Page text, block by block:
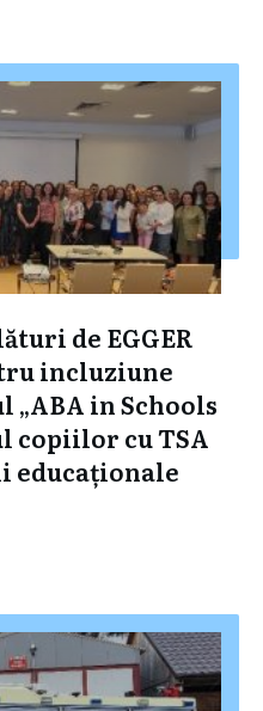
de EGGER
incluziune
„ABA in Schools
copiilor cu TSA
educaționale